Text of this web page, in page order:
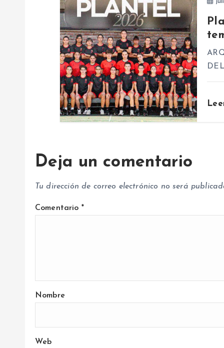
a
d
a
Deja un comentario
Tu dirección de correo electrónico no será
Comentario *
Nombre
Web